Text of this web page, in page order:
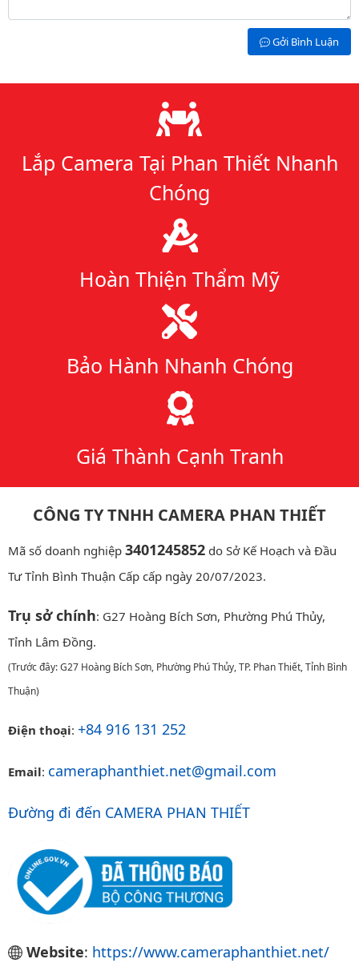
Gởi Bình Luận
Lý do chọn chúng tôi
Lắp Camera Tại Phan Thiết Nhanh
Chóng
Hoàn Thiện Thẩm Mỹ
Bảo Hành Nhanh Chóng
Giá Thành Cạnh Tranh
CÔNG TY TNHH CAMERA PHAN THIẾT
Mã số doanh nghiệp 3401245852 do Sở Kế Hoạch và Đầu
Tư Tỉnh Bình Thuận Cấp cấp ngày 20/07/2023.
Trụ sở chính: G27 Hoàng Bích Sơn, Phường Phú Thủy,
Tỉnh Lâm Đồng.
(Trước đây: G27 Hoàng Bích Sơn, Phường Phú Thủy, TP. Phan Thiết, Tỉnh Bình
Thuận)
Điện thoại: +84 916 131 252
Email: cameraphanthiet.net@gmail.com
Đường đi đến CAMERA PHAN THIẾT
Website: https://www.cameraphanthiet.net/